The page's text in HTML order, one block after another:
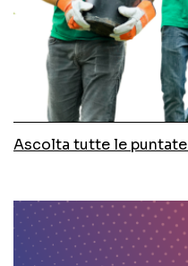
Ascolta tutte le